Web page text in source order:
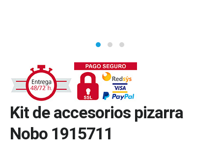
Kit de accesorios pizarra
Nobo 1915711